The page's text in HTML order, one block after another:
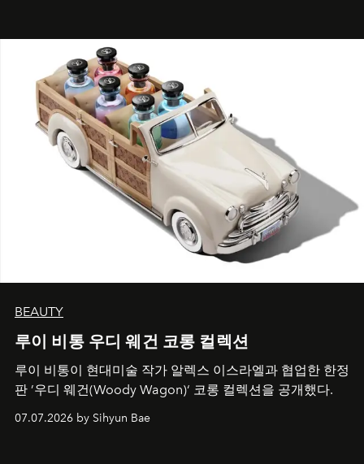
BEAUTY
루이 비통 우디 웨건 코롱 컬렉션
루이 비통이 현대미술 작가 알렉스 이스라엘과 협업한 한정
판 ’우디 웨건(Woody Wagon)‘ 코롱 컬렉션을 공개했다.
07.07.2026 by Sihyun Bae